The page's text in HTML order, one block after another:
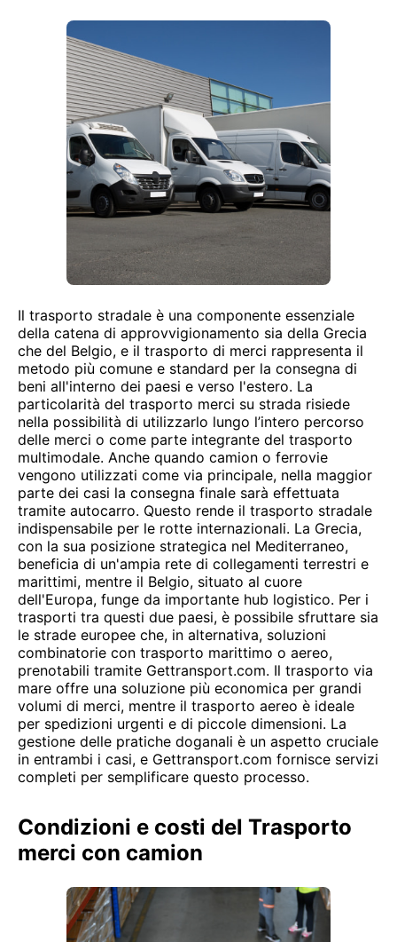
Il trasporto stradale è una componente essenziale
della catena di approvvigionamento sia della Grecia
che del Belgio, e il trasporto di merci rappresenta il
metodo più comune e standard per la consegna di
beni all'interno dei paesi e verso l'estero. La
particolarità del trasporto merci su strada risiede
nella possibilità di utilizzarlo lungo l’intero percorso
delle merci o come parte integrante del trasporto
multimodale. Anche quando camion o ferrovie
vengono utilizzati come via principale, nella maggior
parte dei casi la consegna finale sarà effettuata
tramite autocarro. Questo rende il trasporto stradale
indispensabile per le rotte internazionali. La Grecia,
con la sua posizione strategica nel Mediterraneo,
beneficia di un'ampia rete di collegamenti terrestri e
marittimi, mentre il Belgio, situato al cuore
dell'Europa, funge da importante hub logistico. Per i
trasporti tra questi due paesi, è possibile sfruttare sia
le strade europee che, in alternativa, soluzioni
combinatorie con trasporto marittimo o aereo,
prenotabili tramite Gettransport.com. Il trasporto via
mare offre una soluzione più economica per grandi
volumi di merci, mentre il trasporto aereo è ideale
per spedizioni urgenti e di piccole dimensioni. La
gestione delle pratiche doganali è un aspetto cruciale
in entrambi i casi, e Gettransport.com fornisce servizi
completi per semplificare questo processo.
Condizioni e costi del Trasporto
merci con camion